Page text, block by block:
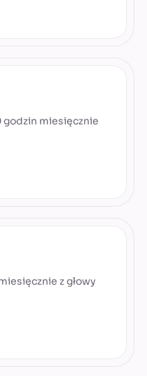
godzin miesięcznie
z głowy